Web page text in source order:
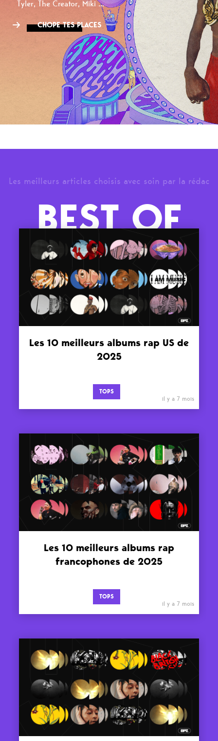
Tyler, The Creator, Miki ...
CHOPE TES PLACES
Les meilleurs articles choisis avec soin par la rédac
BEST OF
Les 10 meilleurs albums rap US de
2025
TOPS
il y a 7 mois
Les 10 meilleurs albums rap
francophones de 2025
TOPS
il y a 7 mois